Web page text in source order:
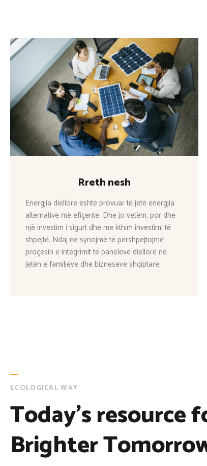
Rreth nesh
Energjia diellore është provuar të jetë energjia
alternative më efiçente. Dhe jo vetëm, por dhe
një investim i sigurt dhe me kthim investimi të
shpejtë. Ndaj ne synojmë të përshpejtojmë
proçesin e integrimit të paneleve diellore në
jetën e familjeve dhe bizneseve shqiptare.
ECOLOGICAL WAY
Today's resource
Brighter